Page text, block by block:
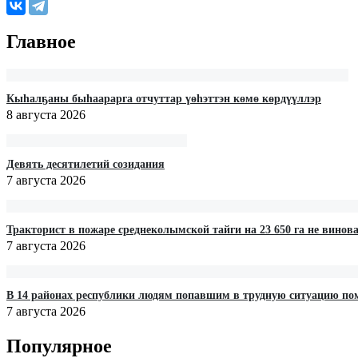
Главное
Кыһалҕаны быһаарарга отчуттар үөһэттэн көмө көрдүүллэр
8 августа 2026
Девять десятилетий созидания
7 августа 2026
Тракторист в пожаре среднеколымской тайги на 23 650 га не
7 августа 2026
В 14 районах республики людям попавшим в трудную ситуацию
7 августа 2026
Популярное